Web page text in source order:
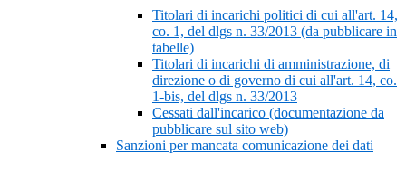
Titolari di incarichi politici di cui all'art. 14,
co. 1, del dlgs n. 33/2013 (da pubblicare in
tabelle)
Titolari di incarichi di amministrazione, di
direzione o di governo di cui all'art. 14, co.
1-bis, del dlgs n. 33/2013
Cessati dall'incarico (documentazione da
pubblicare sul sito web)
Sanzioni per mancata comunicazione dei dati